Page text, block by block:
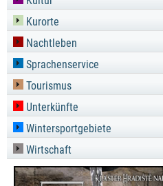
Kurorte
Nachtleben
Sprachenservice
Tourismus
Unterkünfte
Wintersportgebiete
Wirtschaft